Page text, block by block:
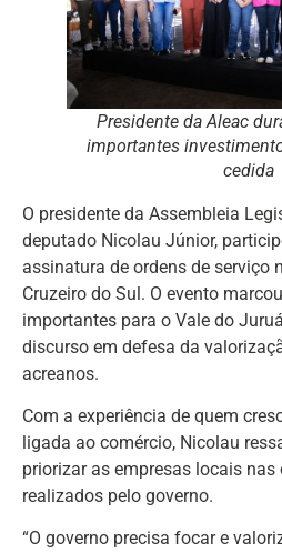
Presidente da Aleac
importantes
cedida
O presidente da Assembleia
deputado Nicolau Júnior,
assinatura de ordens de serviço
Cruzeiro do Sul. O evento
importantes para o Vale do
discurso em defesa da
acreanos.
Com a experiência de quem
ligada ao comércio, Nicolau
priorizar as empresas locais
realizados pelo governo.
“O governo precisa focar e